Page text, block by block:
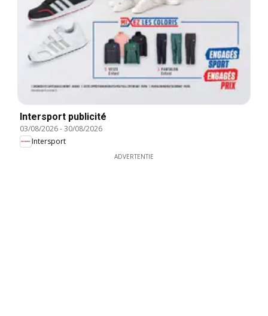
Intersport publicité
03/08/2026-30/08/2026
Intersport
ADVERTENTIE